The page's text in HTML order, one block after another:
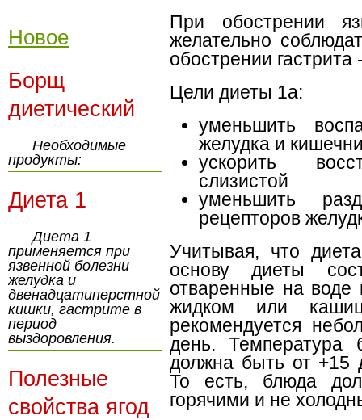
При обострении
желательно
обострении гастрита
Цели диеты 1а:
уменьшить
желудка и
ускорить
слизистой
уменьшить
рецепторов
Учитывая, что
основу диеты
отваренные на
жидком или
рекомендуется
день. Температура
должна быть от +15
То есть, блюда
горячими и не
Новое
Борщ
диетический
Необходимые
продукты:
Диета 1
Диета 1
применяется при
язвенной болезни
желудка и
двенадцатиперстной
кишки, гастрите в
период
выздоровления.
Полезные
свойства ягод